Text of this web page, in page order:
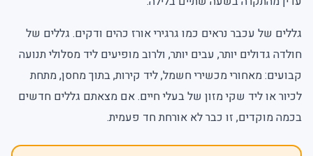
גללים של עכבר נראים כמו גרגירי אורז כהים ודקים. גללים של
חולדה גדולים יותר, עבים יותר, ולרוב מופיעים ליד מסלולי תנועה
קבועים: מאחורי מכשירי חשמל, ליד קירות, בתוך מחסן, מתחת
לכיור או ליד שקי מזון של בעלי חיים. אם מצאתם גללים חדשים
בכמה מוקדים, זו כבר לא אורחת חד פעמית.